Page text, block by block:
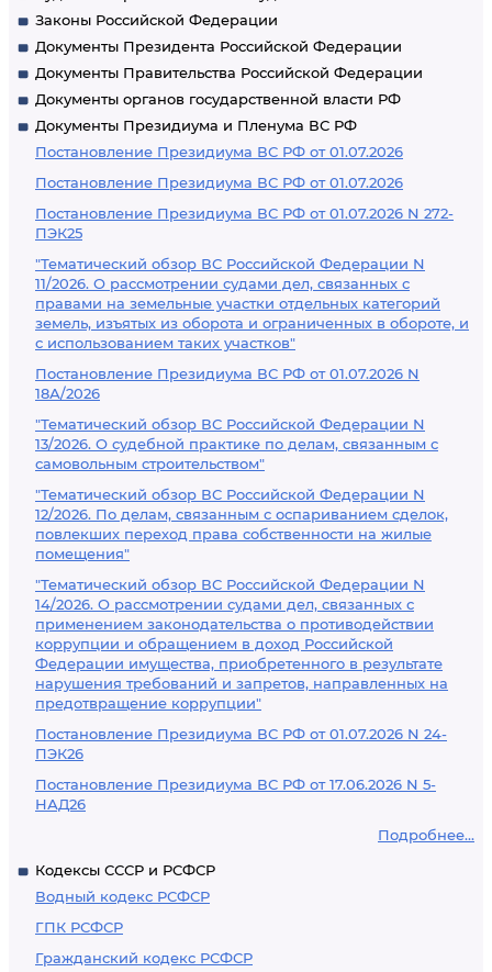
Законы Российской Федерации
Документы Президента Российской Федерации
Документы Правительства Российской Федерации
Документы органов государственной власти РФ
Документы Президиума и Пленума ВС РФ
Постановление Президиума ВС РФ от 01.07.2026
Постановление Президиума ВС РФ от 01.07.2026
Постановление Президиума ВС РФ от 01.07.2026 N 272-
ПЭК25
"Тематический обзор ВС Российской Федерации N
11/2026. О рассмотрении судами дел, связанных с
правами на земельные участки отдельных категорий
земель, изъятых из оборота и ограниченных в обороте, и
с использованием таких участков"
Постановление Президиума ВС РФ от 01.07.2026 N
18А/2026
"Тематический обзор ВС Российской Федерации N
13/2026. О судебной практике по делам, связанным с
самовольным строительством"
"Тематический обзор ВС Российской Федерации N
12/2026. По делам, связанным с оспариванием сделок,
повлекших переход права собственности на жилые
помещения"
"Тематический обзор ВС Российской Федерации N
14/2026. О рассмотрении судами дел, связанных с
применением законодательства о противодействии
коррупции и обращением в доход Российской
Федерации имущества, приобретенного в результате
нарушения требований и запретов, направленных на
предотвращение коррупции"
Постановление Президиума ВС РФ от 01.07.2026 N 24-
ПЭК26
Постановление Президиума ВС РФ от 17.06.2026 N 5-
НАД26
Подробнее...
Кодексы СССР и РСФСР
Водный кодекс РСФСР
ГПК РСФСР
Гражданский кодекс РСФСР